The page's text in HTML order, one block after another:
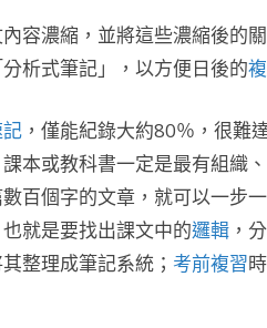
容濃縮，並將這些濃縮後的
析式筆記」，以方便日後的
，僅能紀錄大約80％，很難
本或教科書一定是最有組織
百個字的文章，就可以一步
就是要找出課文中的邏輯 ，
整理成筆記系統； 考前複習